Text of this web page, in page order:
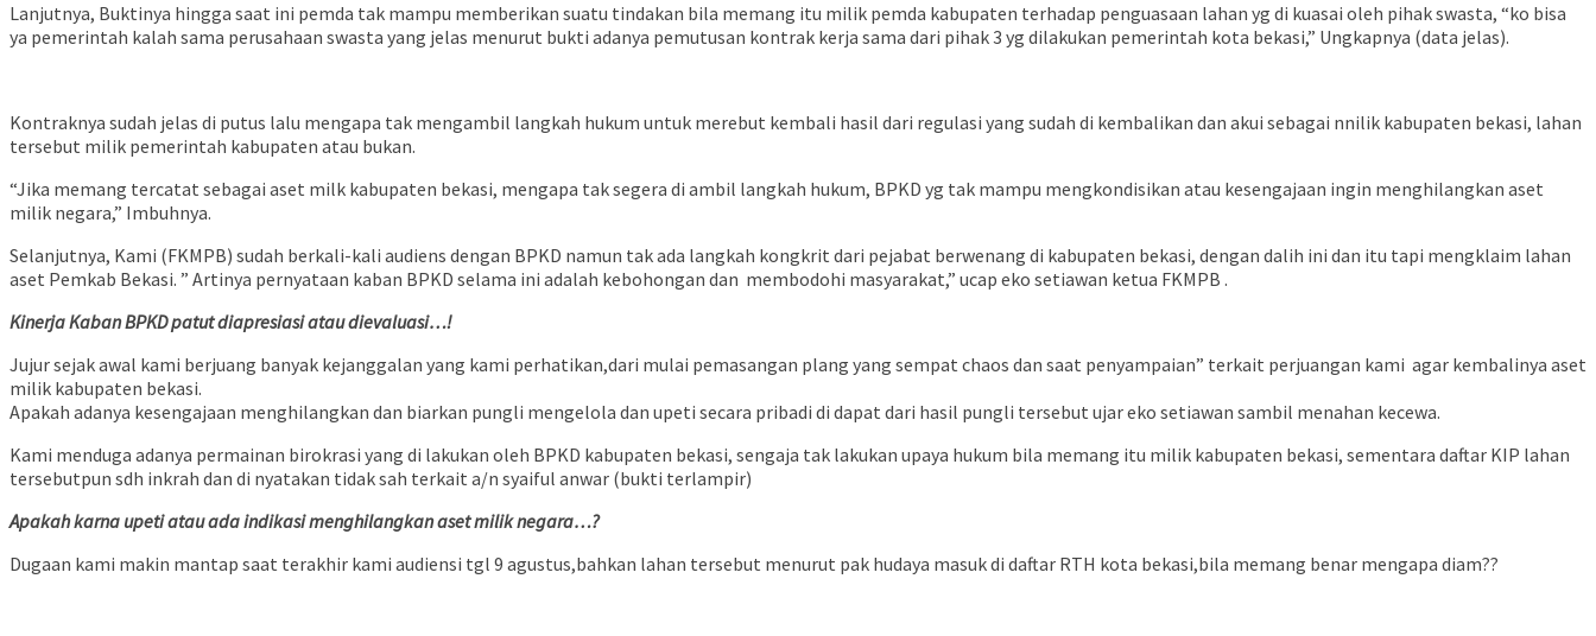
Lanjutnya, Buktinya hingga saat ini pemda tak mampu memberikan suatu tindakan bila memang itu milik pemda kabupaten terhadap penguasaan lahan yg di kuasai oleh pihak swasta, “ko bisa
ya pemerintah kalah sama perusahaan swasta yang jelas menurut bukti adanya pemutusan kontrak kerja sama dari pihak 3 yg dilakukan pemerintah kota bekasi,” Ungkapnya (data jelas).
Kontraknya sudah jelas di putus lalu mengapa tak mengambil langkah hukum untuk merebut kembali hasil dari regulasi yang sudah di kembalikan dan akui sebagai nnilik kabupaten bekasi, lahan
tersebut milik pemerintah kabupaten atau bukan.
“Jika memang tercatat sebagai aset milk kabupaten bekasi, mengapa tak segera di ambil langkah hukum, BPKD yg tak mampu mengkondisikan atau kesengajaan ingin menghilangkan aset
milik negara,” Imbuhnya.
Selanjutnya, Kami (FKMPB) sudah berkali-kali audiens dengan BPKD namun tak ada langkah kongkrit dari pejabat berwenang di kabupaten bekasi, dengan dalih ini dan itu tapi mengklaim lahan
aset Pemkab Bekasi. ” Artinya pernyataan kaban BPKD selama ini adalah kebohongan dan membodohi masyarakat,” ucap eko setiawan ketua FKMPB .
Kinerja Kaban BPKD patut diapresiasi atau dievaluasi…!
Jujur sejak awal kami berjuang banyak kejanggalan yang kami perhatikan,dari mulai pemasangan plang yang sempat chaos dan saat penyampaian” terkait perjuangan kami agar kembalinya aset
milik kabupaten bekasi.
Apakah adanya kesengajaan menghilangkan dan biarkan pungli mengelola dan upeti secara pribadi di dapat dari hasil pungli tersebut ujar eko setiawan sambil menahan kecewa.
Kami menduga adanya permainan birokrasi yang di lakukan oleh BPKD kabupaten bekasi, sengaja tak lakukan upaya hukum bila memang itu milik kabupaten bekasi, sementara daftar KIP lahan
tersebutpun sdh inkrah dan di nyatakan tidak sah terkait a/n syaiful anwar (bukti terlampir)
Apakah karna upeti atau ada indikasi menghilangkan aset milik negara…?
Dugaan kami makin mantap saat terakhir kami audiensi tgl 9 agustus,bahkan lahan tersebut menurut pak hudaya masuk di daftar RTH kota bekasi,bila memang benar mengapa diam??